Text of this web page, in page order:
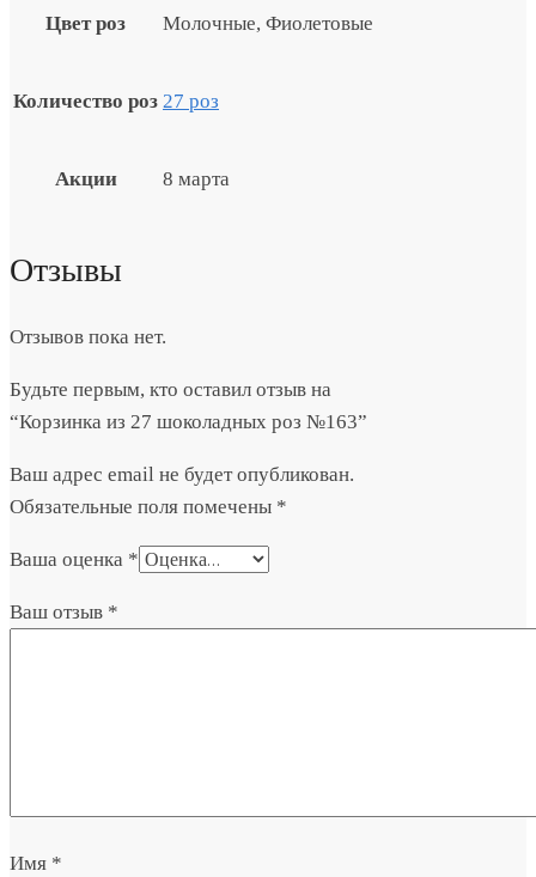
Цвет роз Молочные, Фиолетовые
Количество роз 27 роз
Акции 8 марта
Отзывы
Отзывов пока нет.
Будьте первым, кто оставил отзыв на
“Корзинка из 27 шоколадных роз №163”
Ваш адрес email не будет опубликован.
Обязательные поля помечены *
Ваша оценка *
Ваш отзыв *
Имя *